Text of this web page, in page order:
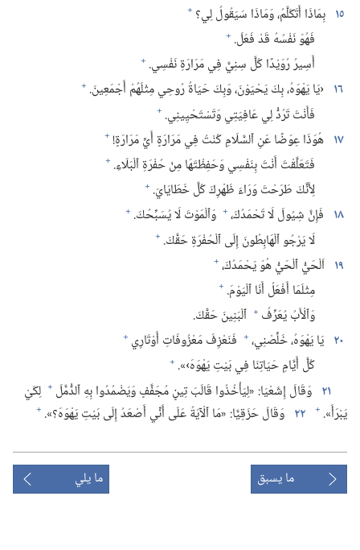
١٥ بِمَاذَا أَتَكَلَّمُ،‏ وَمَاذَا سَيَقُولُ لِي؟‏ +
فَهُوَ نَفْسُهُ قَدْ فَعَلَ.‏ +
أَسِيرُ رُوَيْدًا كُلَّ سِنِيَّ فِي مَرَارَةِ نَفْسِي.‏ +
١٦ ‏‹يَا يَهْوَهُ،‏ بِكَ يَحْيَوْنَ،‏ وَبِكَ حَيَاةُ رُوحِي مِثْلَهُمْ أَجْمَعِينَ.‏ +
فَأَنْتَ تَرُدُّ لِي عَافِيَتِي وَتَسْتَحْيِينِي.‏ +
١٧ هُوَذَا عِوَضًا عَنِ ٱلسَّلَامِ كُنْتُ فِي مَرَارَةٍ أَيِّ مَرَارَةٍ!‏ +
فَتَعَلَّقْتَ أَنْتَ بِنَفْسِي وَحَفِظْتَهَا مِنْ حُفْرَةِ ٱلْبَلَاءِ.‏ +
لِأَنَّكَ طَرَحْتَ وَرَاءَ ظَهْرِكَ كُلَّ خَطَايَايَ.‏ +
١٨ فَإِنَّ شِيُولَ لَا تَحْمَدُكَ،‏ + وَٱلْمَوْتَ لَا يُسَبِّحُكَ.‏ +
لَا يَرْجُو ٱلْهَابِطُونَ إِلَى ٱلْحُفْرَةِ حَقَّكَ.‏ +
١٩ اَلْحَيُّ ٱلْحَيُّ هُوَ يَحْمَدُكَ،‏ +
مِثْلَمَا أَفْعَلُ أَنَا ٱلْيَوْمَ.‏ +
وَٱلْأَبُ يُعَرِّفُ + ٱلْبَنِينَ حَقَّكَ.‏
٢٠ يَا يَهْوَهُ،‏ خَلِّصْنِي،‏ + فَنَعْزِفَ مَعْزُوفَاتِ أَوْتَارِي +
كُلَّ أَيَّامِ حَيَاتِنَا فِي بَيْتِ يَهْوَهَ›».‏ +
٢١ وَقَالَ إِشَعْيَا:‏ «لِيَأْخُذُوا قَالَبَ تِينٍ مُجَفَّفٍ وَيَضْمُدُوا بِهِ ٱلدُّمَّلَ + لِكَيْ
يَبْرَأَ».‏ + ٢٢ وَقَالَ حَزَقِيَّا:‏ «مَا ٱلْآيَةُ عَلَى أَنِّي أَصْعَدُ إِلَى بَيْتِ يَهْوَهَ؟‏».‏ +
ما يسبق ما يلي